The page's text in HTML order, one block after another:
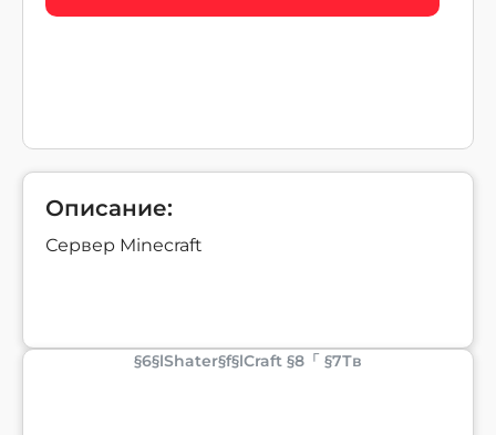
Описание:
Сервер Minecraft
§6§lShater§f§lCraft §8「 §7Тв